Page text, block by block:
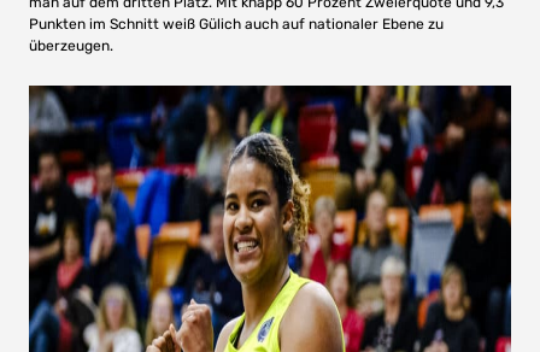
Punkten im Schnitt weiß Gülich auch auf nationaler Ebene zu
überzeugen.